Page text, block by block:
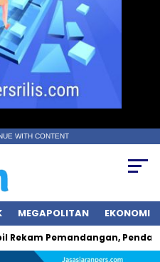
WITH CONTENT
MEGAPOLITAN EKONOMI
Pemandangan, Pendaki